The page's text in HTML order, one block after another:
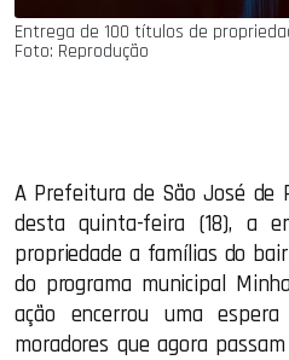
Entrega de 100 títulos de
Foto: Reprodução
A Prefeitura de São José de
desta quinta-feira (18), a
propriedade a famílias do
do programa municipal
ação encerrou uma
moradores que agora